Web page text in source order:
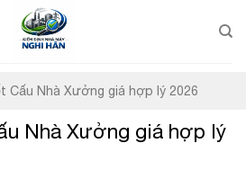
Cấu Nhà Xưởng giá hợp lý 2026
Nhà Xưởng giá hợp lý